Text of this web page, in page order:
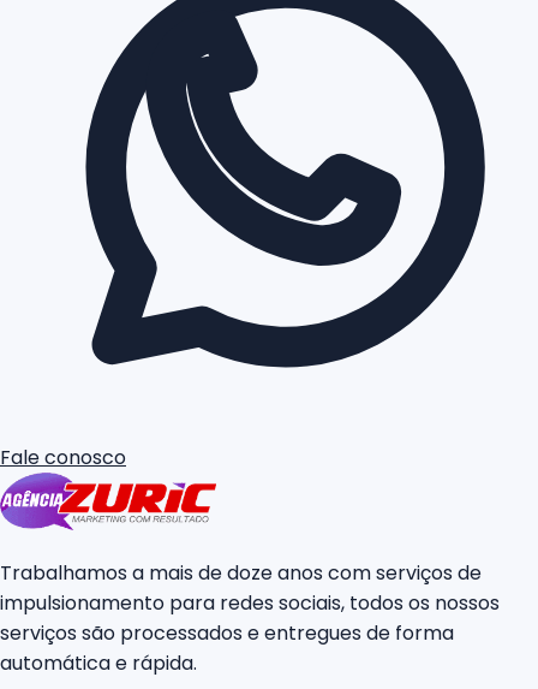
Fale conosco
Trabalhamos a mais de doze anos com serviços de
impulsionamento para redes sociais, todos os nossos
serviços são processados e entregues de forma
automática e rápida.